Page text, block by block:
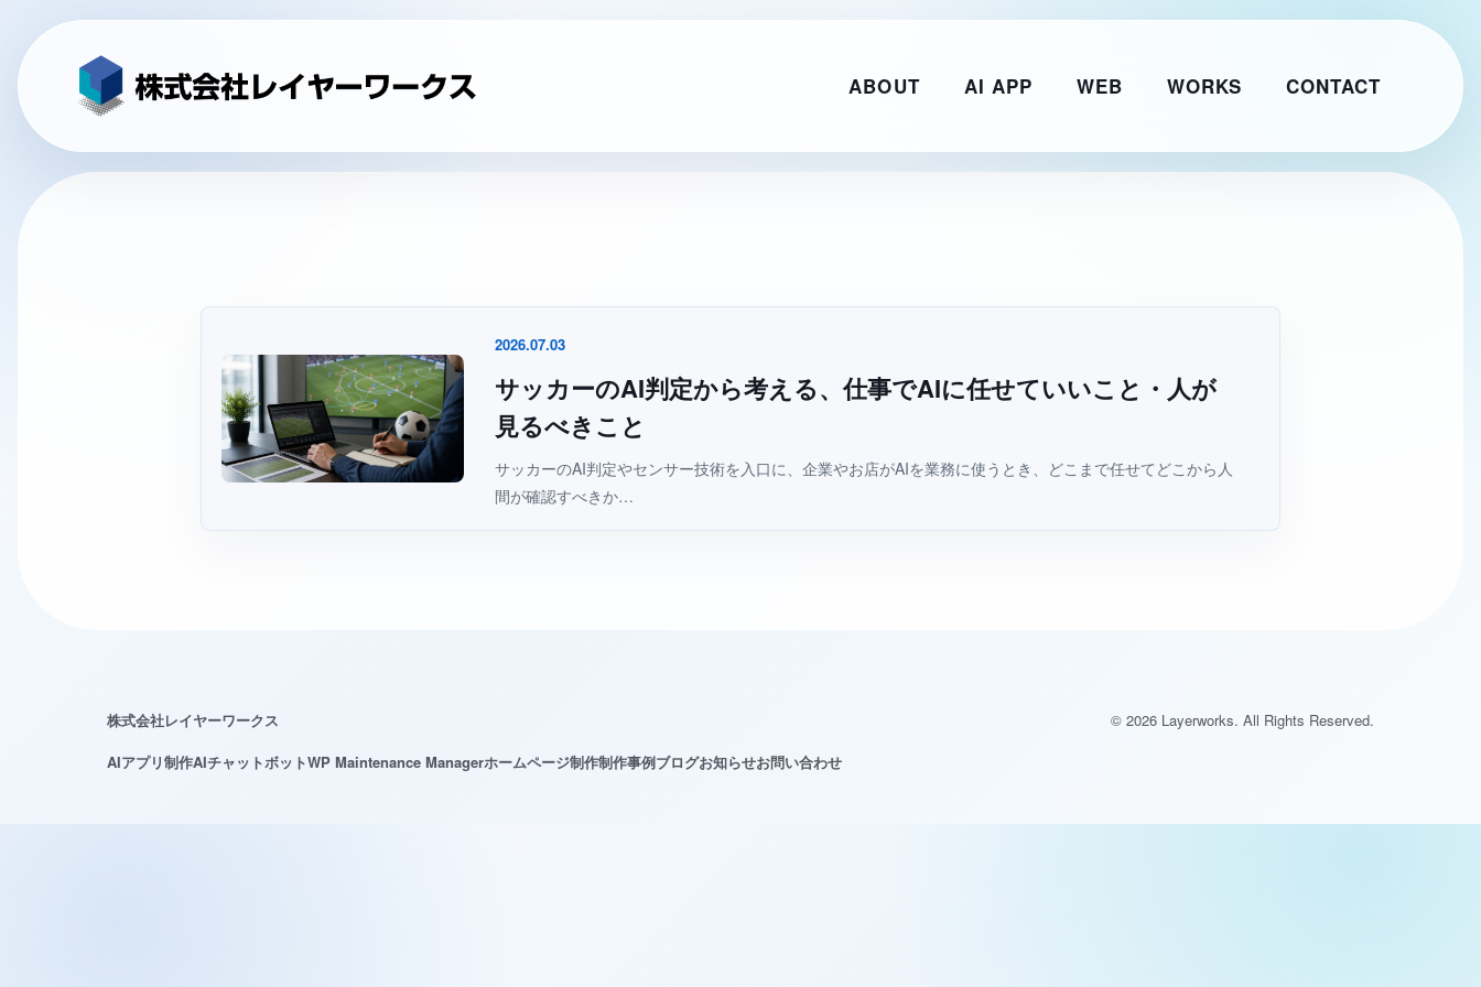
ABOUT AI APP WEB WORKS CONTACT
2026.07.03
サッカーのAI判定から考える、仕事でAIに任せていいこと・人が
見るべきこと
サッカーのAI判定やセンサー技術を入口に、企業やお店がAIを業務に使うとき、どこまで任せてどこから人
間が確認すべきか…
株式会社レイヤーワークス
AIアプリ制作AIチャットボットWP Maintenance Managerホームページ制作制作事例ブログお知らせお問い合わせ
© 2026 Layerworks. All Rights Reserved.
AI レイヤーワークス AIチャット
こんにちは。Web制作、AI活用、WordPress運用につ